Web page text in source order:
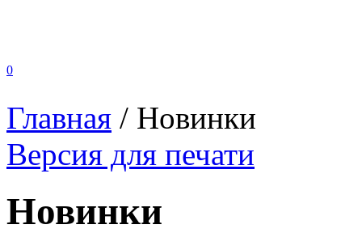
0
Главная / Новинки
Версия для печати
Новинки